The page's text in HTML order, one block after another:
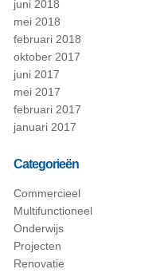
juni 2018
mei 2018
februari 2018
oktober 2017
juni 2017
mei 2017
februari 2017
januari 2017
Categorieën
Commercieel
Multifunctioneel
Onderwijs
Projecten
Renovatie